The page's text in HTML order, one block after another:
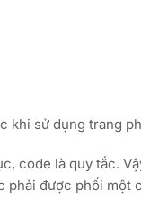
khi sử dụng trang
code là quy tắc.
được phối một